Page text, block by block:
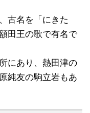
古名を「にきた
田王の歌で有名で
にあり、熱田津の
純友の駒立岩もあ